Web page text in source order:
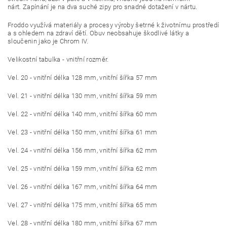
nárt. Zapínání je na dva suché zipy pro snadné dotažení v nártu.
Froddo využívá materiály a procesy výroby šetrné k životnímu prostředí
a s ohledem na zdraví dětí. Obuv neobsahuje škodlivé látky a
sloučenin jako je Chrom IV.
Velikostní tabulka - vnitřní rozměr.
Vel. 20 - vnitřní délka 128 mm, vnitřní šířka 57 mm
Vel. 21 - vnitřní délka 130 mm, vnitřní šířka 59 mm
Vel. 22 - vnitřní délka 140 mm, vnitřní šířka 60 mm
Vel. 23 - vnitřní délka 150 mm, vnitřní šířka 61 mm
Vel. 24 - vnitřní délka 156 mm, vnitřní šířka 62 mm
Vel. 25 - vnitřní délka 159 mm, vnitřní šířka 62 mm
Vel. 26 - vnitřní délka 167 mm, vnitřní šířka 64 mm
Vel. 27 - vnitřní délka 175 mm, vnitřní šířka 65 mm
Vel. 28 - vnitřní délka 180 mm, vnitřní šířka 67 mm